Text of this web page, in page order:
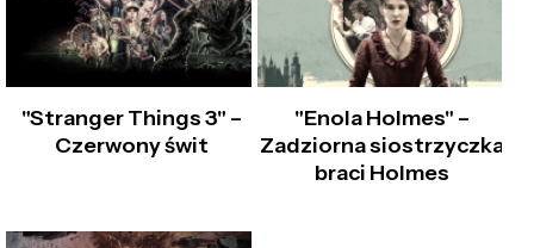
"Stranger Things 3" –
Czerwony świt
"Enola Holmes" –
Zadziorna siostrzyczka
braci Holmes